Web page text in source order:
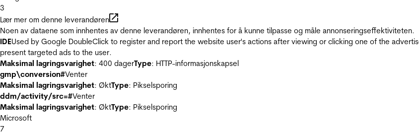
3
Lær mer om denne leverandøren
Noen av dataene som innhentes av denne leverandøren, innhentes for å kunne tilpasse og måle annonseringseffektiviteten.
IDEUsed by Google DoubleClick to register and report the website user's actions after viewing or clicking one of the
present targeted ads to the user.
Maksimal lagringsvarighet: 400 dagerType: HTTP-informasjonskapsel
gmp\conversion#Venter
Maksimal lagringsvarighet: ØktType: Pikselsporing
ddm/activity/src=#Venter
Maksimal lagringsvarighet: ØktType: Pikselsporing
Microsoft
7